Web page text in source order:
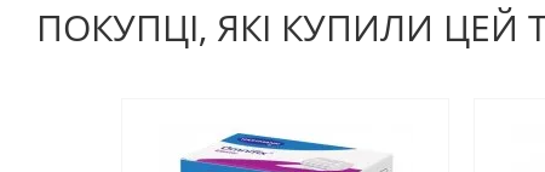
ПОКУПЦІ, ЯКІ КУПИЛИ